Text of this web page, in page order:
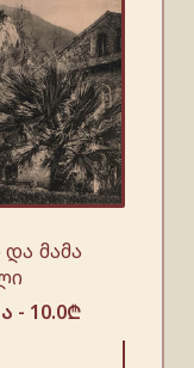
მამა
- 10.0₾